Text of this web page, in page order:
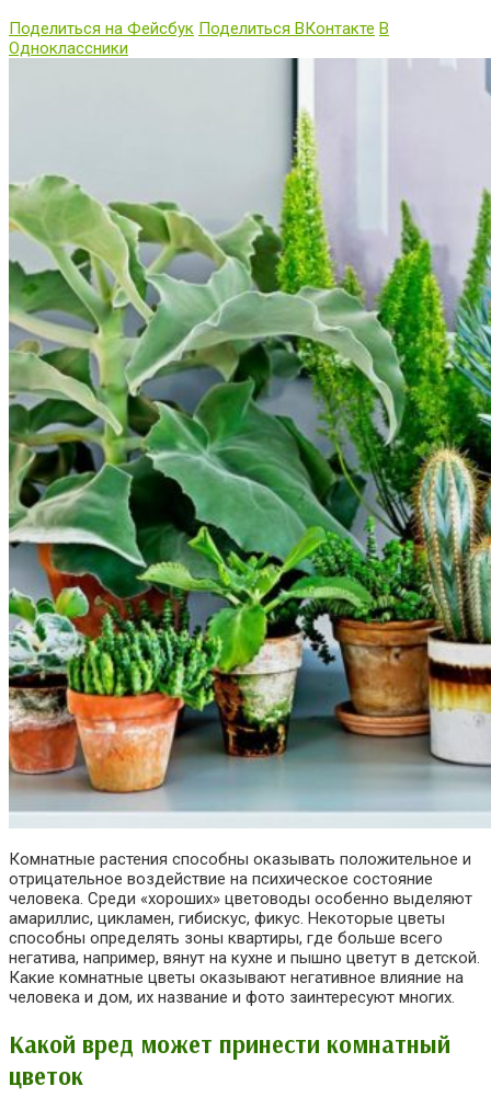
Поделиться на Фейсбук Поделиться ВКонтакте В
Одноклассники
Комнатные растения способны оказывать положительное и
отрицательное воздействие на психическое состояние
человека. Среди «хороших» цветоводы особенно выделяют
амариллис, цикламен, гибискус, фикус. Некоторые цветы
способны определять зоны квартиры, где больше всего
негатива, например, вянут на кухне и пышно цветут в детской.
Какие комнатные цветы оказывают негативное влияние на
человека и дом, их название и фото заинтересуют многих.
Какой вред может принести комнатный
цветок